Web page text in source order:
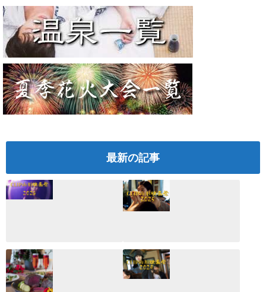
最新の記事
CLIP山形映画祭
2026：映画館派の
編集長が読む2025
年の映画ざっくり
総監
CLIP山形映画祭
2025：ほぼこれく
らいしか更新して
いない変なブログ